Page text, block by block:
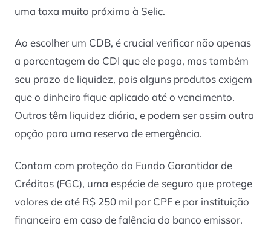
uma taxa muito próxima à Selic.
Ao escolher um CDB, é crucial verificar não apenas
a porcentagem do CDI que ele paga, mas também
seu prazo de liquidez, pois alguns produtos exigem
que o dinheiro fique aplicado até o vencimento.
Outros têm liquidez diária, e podem ser assim outra
opção para uma reserva de emergência.
Contam com proteção do Fundo Garantidor de
Créditos (FGC), uma espécie de seguro que protege
valores de até R$ 250 mil por CPF e por instituição
financeira em caso de falência do banco emissor.